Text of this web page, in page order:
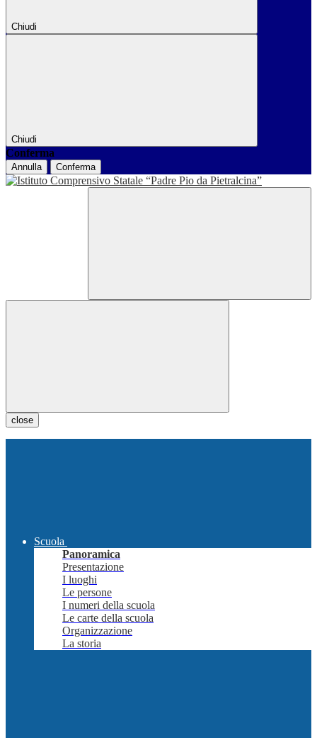
Chiudi
Chiudi
Conferma
Annulla Conferma
close
Scuola
Panoramica
Presentazione
I luoghi
Le persone
I numeri della scuola
Le carte della scuola
Organizzazione
La storia